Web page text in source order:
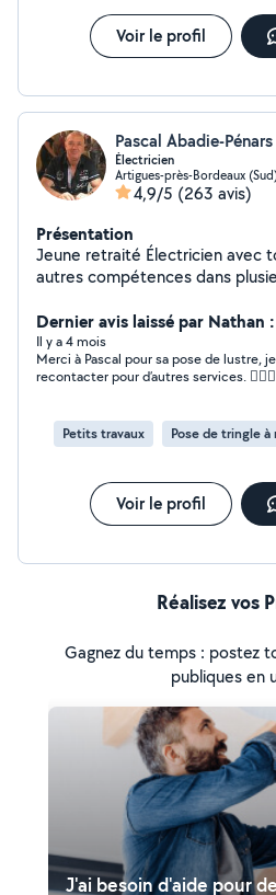
Voir le profil
Pascal Abadie-Pénars
Électricien
Artigues-près-Bordeaux
4,9/5 (263 avis)
Présentation
Jeune retraité Électricien avec
autres compétences dans
5ans sur allo voisin
Dernier avis laissé par Nathan
Il y a 4 mois
Merci à Pascal pour sa pose de lustre,
recontacter pour d’autres services.
Petits travaux Pose de tringle à
Voir le profil
Réalisez vos
Gagnez du temps : postez
publiques en
J'ai besoin d'aide pour